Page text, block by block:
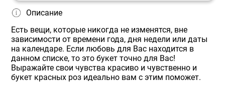
Описание
Есть вещи, которые никогда не изменятся, вне
зависимости от времени года, дня недели или даты
на календаре. Если любовь для Вас находится в
данном списке, то это букет точно для Вас!
Выражайте свои чувства красиво и чувственно и
букет красных роз идеально вам с этим поможет.